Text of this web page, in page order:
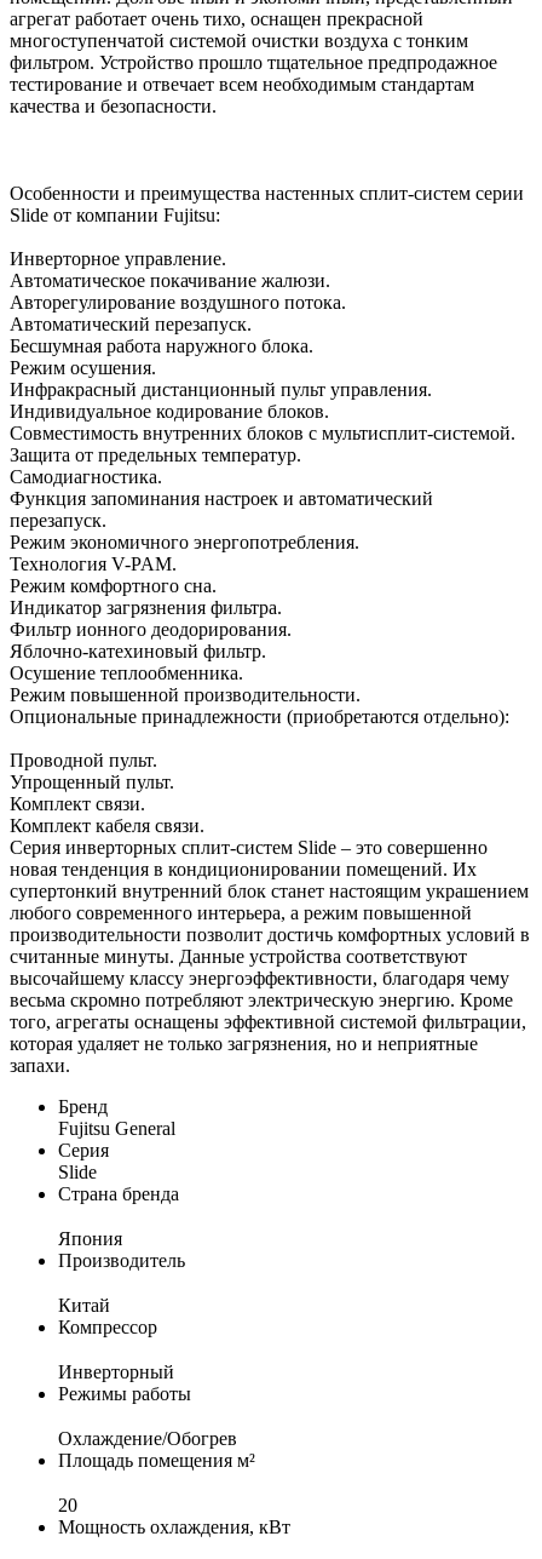
агрегат работает очень тихо, оснащен прекрасной
многоступенчатой системой очистки воздуха с тонким
фильтром. Устройство прошло тщательное предпродажное
тестирование и отвечает всем необходимым стандартам
качества и безопасности.
Особенности и преимущества настенных сплит-систем серии
Slide от компании Fujitsu:
Инверторное управление.
Автоматическое покачивание жалюзи.
Авторегулирование воздушного потока.
Автоматический перезапуск.
Бесшумная работа наружного блока.
Режим осушения.
Инфракрасный дистанционный пульт управления.
Индивидуальное кодирование блоков.
Совместимость внутренних блоков с мультисплит-системой.
Защита от предельных температур.
Самодиагностика.
Функция запоминания настроек и автоматический
перезапуск.
Режим экономичного энергопотребления.
Технология V-PAM.
Режим комфортного сна.
Индикатор загрязнения фильтра.
Фильтр ионного деодорирования.
Яблочно-катехиновый фильтр.
Осушение теплообменника.
Режим повышенной производительности.
Опциональные принадлежности (приобретаются отдельно):
Проводной пульт.
Упрощенный пульт.
Комплект связи.
Комплект кабеля связи.
Серия инверторных сплит-систем Slide – это совершенно
новая тенденция в кондиционировании помещений. Их
супертонкий внутренний блок станет настоящим украшением
любого современного интерьера, а режим повышенной
производительности позволит достичь комфортных условий в
считанные минуты. Данные устройства соответствуют
высочайшему классу энергоэффективности, благодаря чему
весьма скромно потребляют электрическую энергию. Кроме
того, агрегаты оснащены эффективной системой фильтрации,
которая удаляет не только загрязнения, но и неприятные
запахи.
Бренд
Fujitsu General
Серия
Slide
Страна бренда
Япония
Производитель
Китай
Компрессор
Инверторный
Режимы работы
Охлаждение/Обогрев
Площадь помещения м²
20
Мощность охлаждения, кВт